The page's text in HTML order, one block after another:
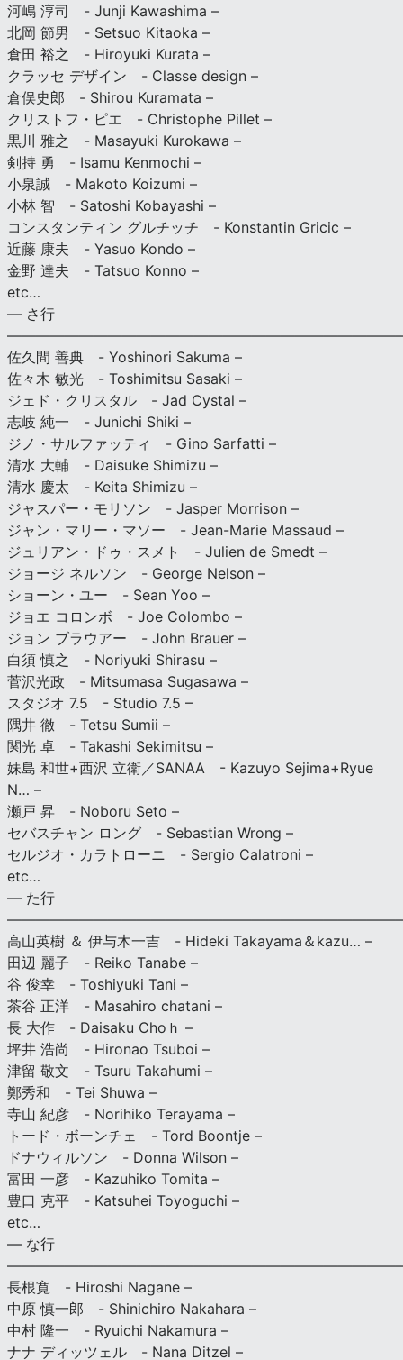
河嶋 淳司 - Junji Kawashima –
北岡 節男 - Setsuo Kitaoka –
倉田 裕之 - Hiroyuki Kurata –
クラッセ デザイン - Classe design –
倉俣史郎 - Shirou Kuramata –
クリストフ・ピエ - Christophe Pillet –
黒川 雅之 - Masayuki Kurokawa –
剣持 勇 - Isamu Kenmochi –
小泉誠 - Makoto Koizumi –
小林 智 - Satoshi Kobayashi –
コンスタンティン グルチッチ - Konstantin Gricic –
近藤 康夫 - Yasuo Kondo –
金野 達夫 - Tatsuo Konno –
etc…
— さ行
佐久間 善典 - Yoshinori Sakuma –
佐々木 敏光 - Toshimitsu Sasaki –
ジェド・クリスタル - Jad Cystal –
志岐 純一 - Junichi Shiki –
ジノ・サルファッティ - Gino Sarfatti –
清水 大輔 - Daisuke Shimizu –
清水 慶太 - Keita Shimizu –
ジャスパー・モリソン - Jasper Morrison –
ジャン・マリー・マソー - Jean-Marie Massaud –
ジュリアン・ドゥ・スメト - Julien de Smedt –
ジョージ ネルソン - George Nelson –
ショーン・ユー - Sean Yoo –
ジョエ コロンボ - Joe Colombo –
ジョン ブラウアー - John Brauer –
白須 慎之 - Noriyuki Shirasu –
菅沢光政 - Mitsumasa Sugasawa –
スタジオ 7.5 - Studio 7.5 –
隅井 徹 - Tetsu Sumii –
関光 卓 - Takashi Sekimitsu –
妹島 和世+西沢 立衛／SANAA - Kazuyo Sejima+Ryue
N… –
瀬戸 昇 - Noboru Seto –
セバスチャン ロング - Sebastian Wrong –
セルジオ・カラトローニ - Sergio Calatroni –
etc…
— た行
高山英樹 ＆ 伊与木一吉 - Hideki Takayama＆kazu… –
田辺 麗子 - Reiko Tanabe –
谷 俊幸 - Toshiyuki Tani –
茶谷 正洋 - Masahiro chatani –
長 大作 - Daisaku Choｈ –
坪井 浩尚 - Hironao Tsuboi –
津留 敬文 - Tsuru Takahumi –
鄭秀和 - Tei Shuwa –
寺山 紀彦 - Norihiko Terayama –
トード・ボーンチェ - Tord Boontje –
ドナウィルソン - Donna Wilson –
富田 一彦 - Kazuhiko Tomita –
豊口 克平 - Katsuhei Toyoguchi –
etc…
— な行
長根寛 - Hiroshi Nagane –
中原 慎一郎 - Shinichiro Nakahara –
中村 隆一 - Ryuichi Nakamura –
ナナ ディッツェル - Nana Ditzel –